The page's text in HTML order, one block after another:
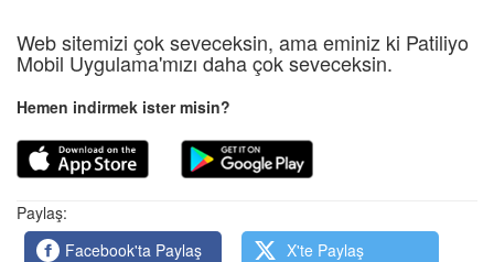
Web sitemizi çok seveceksin, ama eminiz ki Patiliyo
Mobil Uygulama'mızı daha çok seveceksin.
Hemen indirmek ister misin?
Paylaş:
Facebook'ta Paylaş
X'te Paylaş